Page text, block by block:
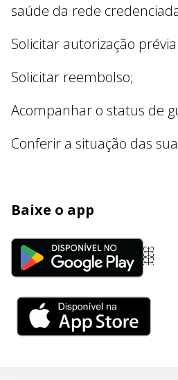
saúde da rede
Solicitar autorização
Solicitar reembolso;
Acompanhar o status de
Conferir a situação das
Baixe o app